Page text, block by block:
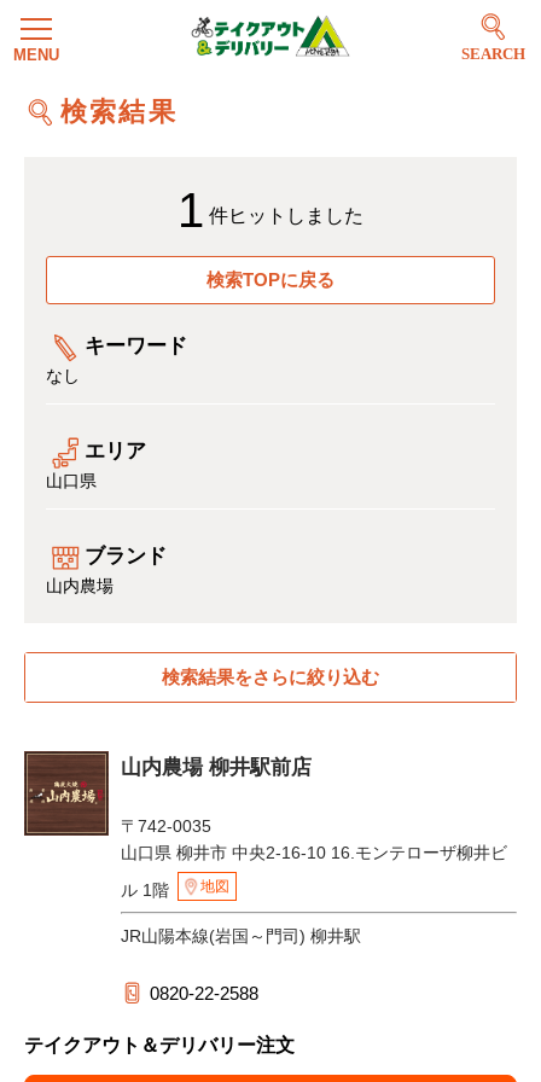
SEARCH
検索結果
1 件ヒットしました
検索TOPに戻る
キーワード
なし
エリア
山口県
ブランド
山内農場
検索結果をさらに絞り込む
山内農場 柳井駅前店
〒742-0035
山口県 柳井市 中央2-16-10 16.モンテローザ柳井ビ
ル 1階
地図
JR山陽本線(岩国～門司) 柳井駅
0820-22-2588
テイクアウト＆デリバリー注文